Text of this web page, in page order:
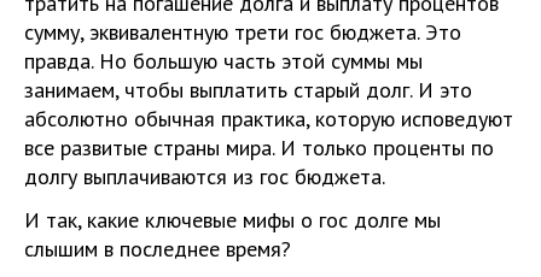
сумму, эквивалентную трети гос бюджета. Это
правда. Но большую часть этой суммы мы
занимаем, чтобы выплатить старый долг. И это
абсолютно обычная практика, которую исповедуют
все развитые страны мира. И только проценты по
долгу выплачиваются из гос бюджета.
И так, какие ключевые мифы о гос долге мы
слышим в последнее время?